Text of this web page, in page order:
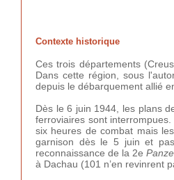
Contexte historique
Ces trois départements
Dans cette région, sous
depuis le débarquement allié
Dès le 6 juin 1944, les plans
ferroviaires sont
six heures de combat mais
garnison dès le 5 juin et
reconnaissance de la 2e
à Dachau (101 n’en revinrent